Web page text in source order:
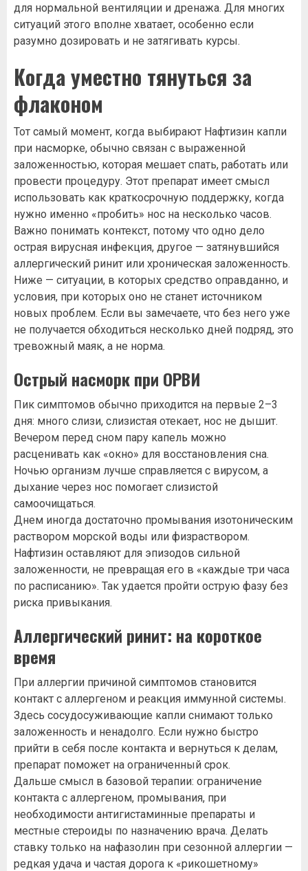
для нормальной вентиляции и дренажа. Для многих
ситуаций этого вполне хватает, особенно если
разумно дозировать и не затягивать курсы.
Когда уместно тянуться за
флаконом
Тот самый момент, когда выбирают Нафтизин капли
при насморке, обычно связан с выраженной
заложенностью, которая мешает спать, работать или
провести процедуру. Этот препарат имеет смысл
использовать как краткосрочную поддержку, когда
нужно именно «пробить» нос на несколько часов.
Важно понимать контекст, потому что одно дело
острая вирусная инфекция, другое — затянувшийся
аллергический ринит или хроническая заложенность.
Ниже — ситуации, в которых средство оправданно, и
условия, при которых оно не станет источником
новых проблем. Если вы замечаете, что без него уже
не получается обходиться несколько дней подряд, это
тревожный маяк, а не норма.
Острый насморк при ОРВИ
Пик симптомов обычно приходится на первые 2–3
дня: много слизи, слизистая отекает, нос не дышит.
Вечером перед сном пару капель можно
расценивать как «окно» для восстановления сна.
Ночью организм лучше справляется с вирусом, а
дыхание через нос помогает слизистой
самоочищаться.
Днем иногда достаточно промывания изотоническим
раствором морской воды или физраствором.
Нафтизин оставляют для эпизодов сильной
заложенности, не превращая его в «каждые три часа
по расписанию». Так удается пройти острую фазу без
риска привыкания.
Аллергический ринит: на короткое
время
При аллергии причиной симптомов становится
контакт с аллергеном и реакция иммунной системы.
Здесь сосудосуживающие капли снимают только
заложенность и ненадолго. Если нужно быстро
прийти в себя после контакта и вернуться к делам,
препарат поможет на ограниченный срок.
Дальше смысл в базовой терапии: ограничение
контакта с аллергеном, промывания, при
необходимости антигистаминные препараты и
местные стероиды по назначению врача. Делать
ставку только на нафазолин при сезонной аллергии —
редкая удача и частая дорога к «рикошетному»